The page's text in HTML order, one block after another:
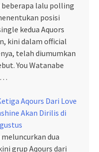
beberapa lalu polling
posisi
kedua Aquors
kini dalam official
telah diumumkan
You Watanabe
Aqours Dari Love
Akan Dirilis di
dua
grup Aqours dari